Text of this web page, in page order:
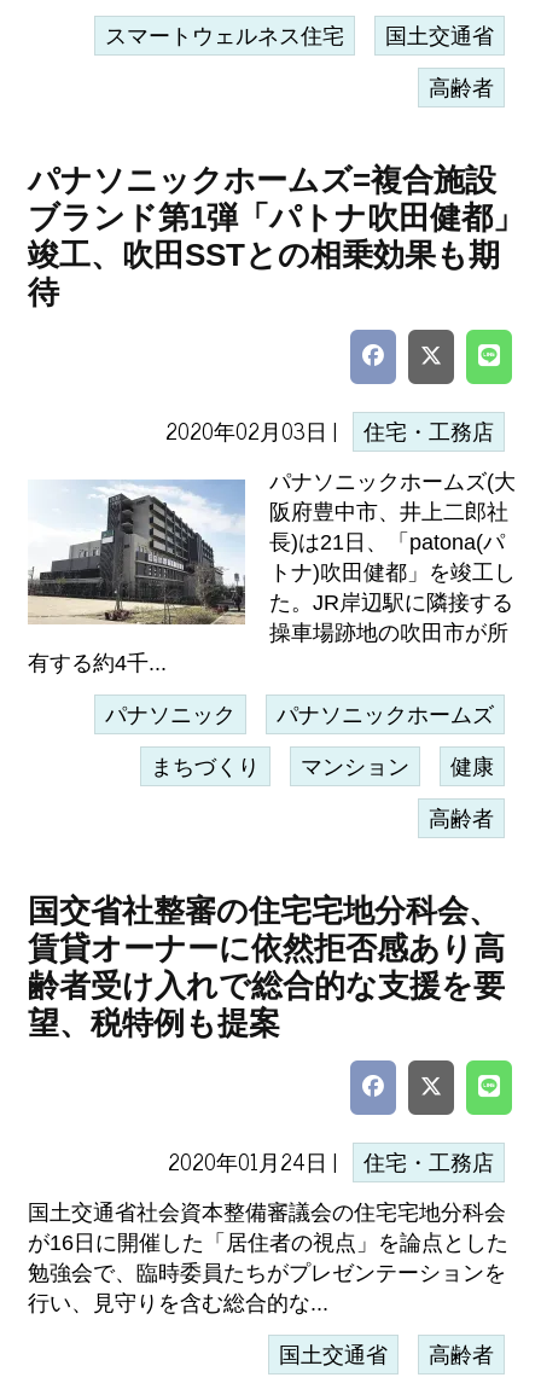
スマートウェルネス住宅 国土交通省
高齢者
パナソニックホームズ=複合施設
ブランド第1弾「パトナ吹田健都」
竣工、吹田SSTとの相乗効果も期
待
2020年02月03日 | 住宅・工務店
パナソニックホームズ(大
阪府豊中市、井上二郎社
長)は21日、「patona(パ
トナ)吹田健都」を竣工し
た。JR岸辺駅に隣接する
操車場跡地の吹田市が所
有する約4千...
パナソニック パナソニックホームズ
まちづくり マンション 健康
高齢者
国交省社整審の住宅宅地分科会、
賃貸オーナーに依然拒否感あり高
齢者受け入れで総合的な支援を要
望、税特例も提案
2020年01月24日 | 住宅・工務店
国土交通省社会資本整備審議会の住宅宅地分科会
が16日に開催した「居住者の視点」を論点とした
勉強会で、臨時委員たちがプレゼンテーションを
行い、見守りを含む総合的な...
国土交通省 高齢者